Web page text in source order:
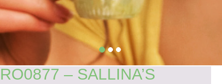
RO0877 – SALLINA’S